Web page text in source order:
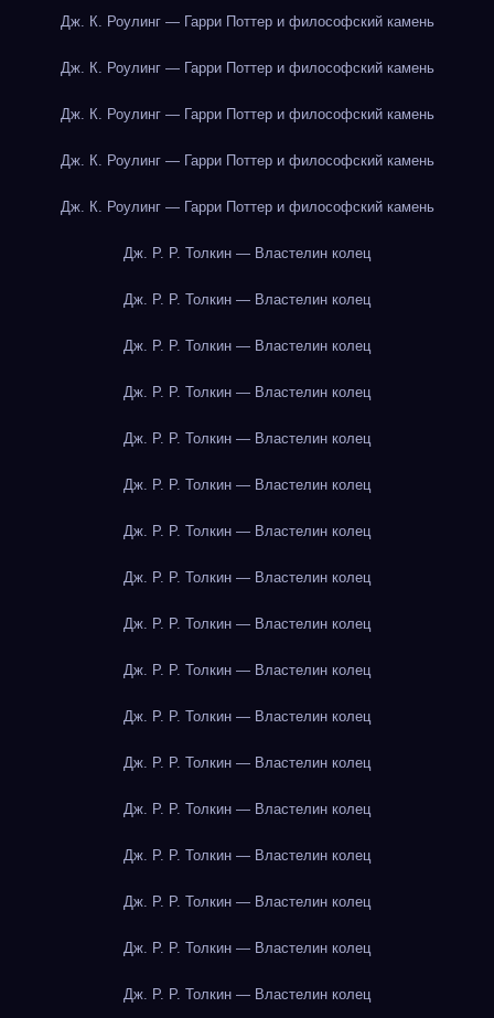
Дж. К. Роулинг — Гарри Поттер и философский камень
Дж. К. Роулинг — Гарри Поттер и философский камень
Дж. К. Роулинг — Гарри Поттер и философский камень
Дж. К. Роулинг — Гарри Поттер и философский камень
Дж. К. Роулинг — Гарри Поттер и философский камень
Дж. Р. Р. Толкин — Властелин колец
Дж. Р. Р. Толкин — Властелин колец
Дж. Р. Р. Толкин — Властелин колец
Дж. Р. Р. Толкин — Властелин колец
Дж. Р. Р. Толкин — Властелин колец
Дж. Р. Р. Толкин — Властелин колец
Дж. Р. Р. Толкин — Властелин колец
Дж. Р. Р. Толкин — Властелин колец
Дж. Р. Р. Толкин — Властелин колец
Дж. Р. Р. Толкин — Властелин колец
Дж. Р. Р. Толкин — Властелин колец
Дж. Р. Р. Толкин — Властелин колец
Дж. Р. Р. Толкин — Властелин колец
Дж. Р. Р. Толкин — Властелин колец
Дж. Р. Р. Толкин — Властелин колец
Дж. Р. Р. Толкин — Властелин колец
Дж. Р. Р. Толкин — Властелин колец